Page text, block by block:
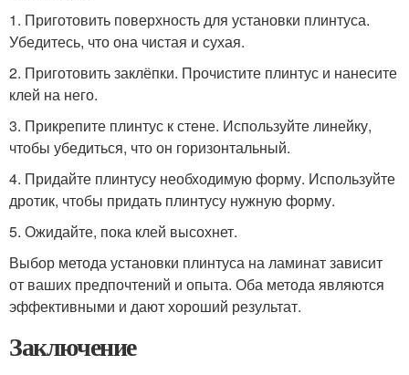
1. Приготовить поверхность для установки плинтуса.
Убедитесь, что она чистая и сухая.
2. Приготовить заклёпки. Прочистите плинтус и нанесите
клей на него.
3. Прикрепите плинтус к стене. Используйте линейку,
чтобы убедиться, что он горизонтальный.
4. Придайте плинтусу необходимую форму. Используйте
дротик, чтобы придать плинтусу нужную форму.
5. Ожидайте, пока клей высохнет.
Выбор метода установки плинтуса на ламинат зависит
от ваших предпочтений и опыта. Оба метода являются
эффективными и дают хороший результат.
Заключение